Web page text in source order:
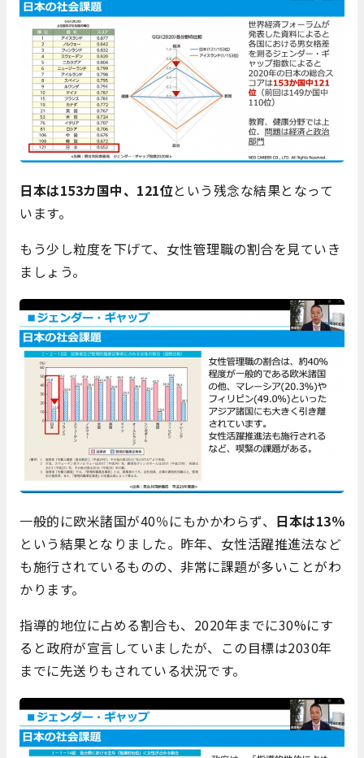
日本は153カ国中、121位という残念な結果となって
います。
もう少し粒度を下げて、女性管理職の割合を見ていき
ましょう。
一般的に欧米諸国が40％にもかかわらず、 日本は13％
という結果となりました。昨年、女性活躍推進法など
も施行されているものの、非常に課題が多いことがわ
かります。
指導的地位に占める割合も、2020年までに30%にす
ると政府が宣言していましたが、この目標は2030年
までに先送りもされている状況です。